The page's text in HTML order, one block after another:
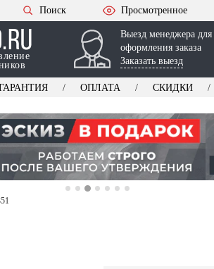
Поиск Просмотренное
Выезд менеджера для
оформления заказа
Заказать выезд
ОПЛАТА СКИДКИ